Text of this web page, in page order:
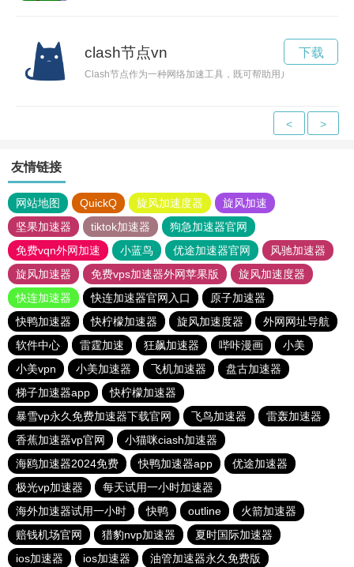
clash节点vn
Clash节点作为一种网络加速工具，既可帮助用户突破地域限
下载
< >
友情链接
网站地图 QuickQ 旋风加速度器
旋风加速
坚果加速器
tiktok加速器
狗急加速器官网
免费vqn外网加速
小蓝鸟 优途加速器官网
风驰加速器
旋风加速器
免费vps加速器外网苹果版
旋风加速度器
快连加速器
快连加速器官网入口
原子加速器
快鸭加速器
快柠檬加速器 旋风加速度器
外网网址导航
软件中心
雷霆加速 狂飙加速器 哔咔漫画
小美
小美vpn
小美加速器 飞机加速器
盘古加速器
梯子加速器app
快柠檬加速器
暴雪vp永久免费加速器下载官网
飞鸟加速器
雷轰加速器
香蕉加速器vp官网
小猫咪ciash加速器
海鸥加速器2024免费
快鸭加速器app
优途加速器
极光vp加速器
每天试用一小时加速器
海外加速器试用一小时
快鸭 outline
火箭加速器
赔钱机场官网
猎豹nvp加速器
夏时国际加速器
ios加速器
ios加速器 油管加速器永久免费版